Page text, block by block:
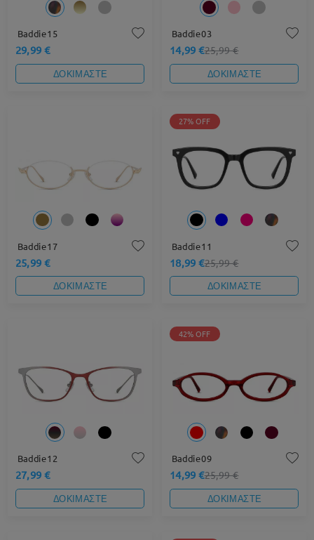
Baddie15
29,99 €
ΔΟΚΙΜΑΣΤΕ
Baddie03
14,99 €25,99 €
ΔΟΚΙΜΑΣΤΕ
Baddie17
25,99 €
ΔΟΚΙΜΑΣΤΕ
27% OFF
Baddie11
18,99 €25,99 €
ΔΟΚΙΜΑΣΤΕ
Baddie12
27,99 €
ΔΟΚΙΜΑΣΤΕ
42% OFF
Baddie09
14,99 €25,99 €
ΔΟΚΙΜΑΣΤΕ